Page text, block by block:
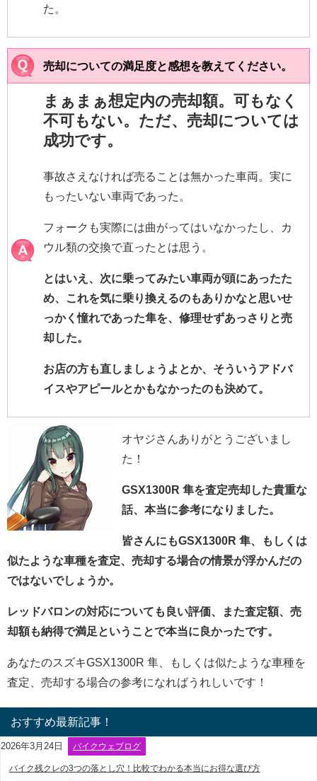
た。
売却についての満足度と感想を教えてください。
まぁまぁ想定内の売却額。可もなく
不可もない。ただ、売却については
成功です。
事故さえなければ売ることは無かった車両。実に
もったいない車両であった。
フォークも実際には曲がってはいなかったし、カ
ウル類の交換で直ったとは思う。
とはいえ、次に乗ってみたい車両が頭にあったた
め、これを気に乗り換えるのもありかなと思いせ
っかく憧れであった隼を、修理せずあっさりと売
却した。
お店の方も直しましょうよとか、そういうアドバ
イスやアピールとかもなかったのも決めて。
オヤジさんありがとうございまし
た！
GSX1300R 隼を査定売却した貴重な
話、本当に参考になりました。
皆さんにもGSX1300R 隼、もしくは
似たような車種を査定、売却する場合の情景が浮かんだの
ではないでしょうか。
レッドバロンの対応についても良い評価、また査定額、売
却額も納得で満足ということで本当に良かったです。
あなたのスズキGSX1300R 隼、もしくは似たような車種を
査定、売却する場合の参考になればうれしいです！
おすすめ最新記事！
2026年3月24日 バイクウェブログ
バイク残クレの3つの落とし穴！比較でわかる本当にお得な選び方